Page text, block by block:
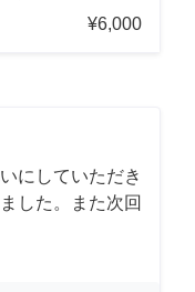
¥6,000
にしていただき
した。また次回